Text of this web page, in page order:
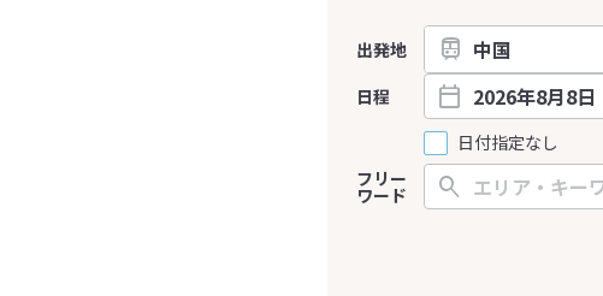
出発地
日程
日付指定なし
フリー
ワード